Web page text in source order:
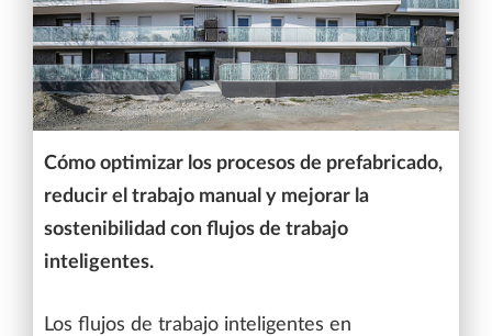
Cómo optimizar los procesos de prefabricado,
reducir el trabajo manual y mejorar la
sostenibilidad con flujos de trabajo
inteligentes.
Los flujos de trabajo inteligentes en